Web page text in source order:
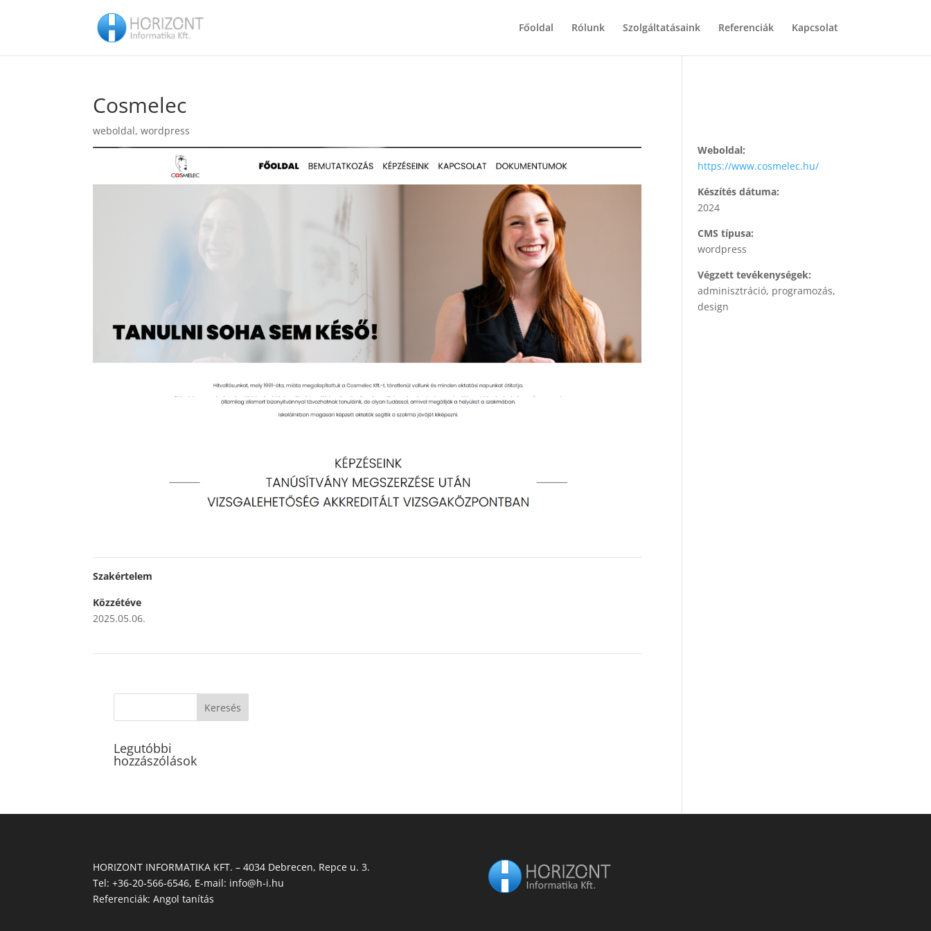
Főoldal Rólunk Szolgáltatásaink Referenciák Kapcsolat
Cosmelec
weboldal,wordpress
Szakértelem
Közzétéve
2025.05.06.
Weboldal:
https://www.cosmelec.hu/
Készítés dátuma:
2024
CMS típusa:
wordpress
Végzett tevékenységek:
adminisztráció, programozás,
design
Legutóbbi
hozzászólások
HORIZONT INFORMATIKA KFT. – 4034 Debrecen, Repce u. 3.
Tel:+36-20-566-6546, E-mail: info@h-i.hu
Referenciák:Angol tanítás